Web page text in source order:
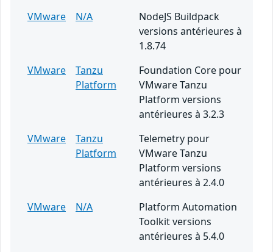
VMware
N/A
NodeJS Buildpack
versions antérieures à
1.8.74
VMware
Tanzu
Platform
Foundation Core pour
VMware Tanzu
Platform versions
antérieures à 3.2.3
VMware
Tanzu
Platform
Telemetry pour
VMware Tanzu
Platform versions
antérieures à 2.4.0
VMware
N/A
Platform Automation
Toolkit versions
antérieures à 5.4.0